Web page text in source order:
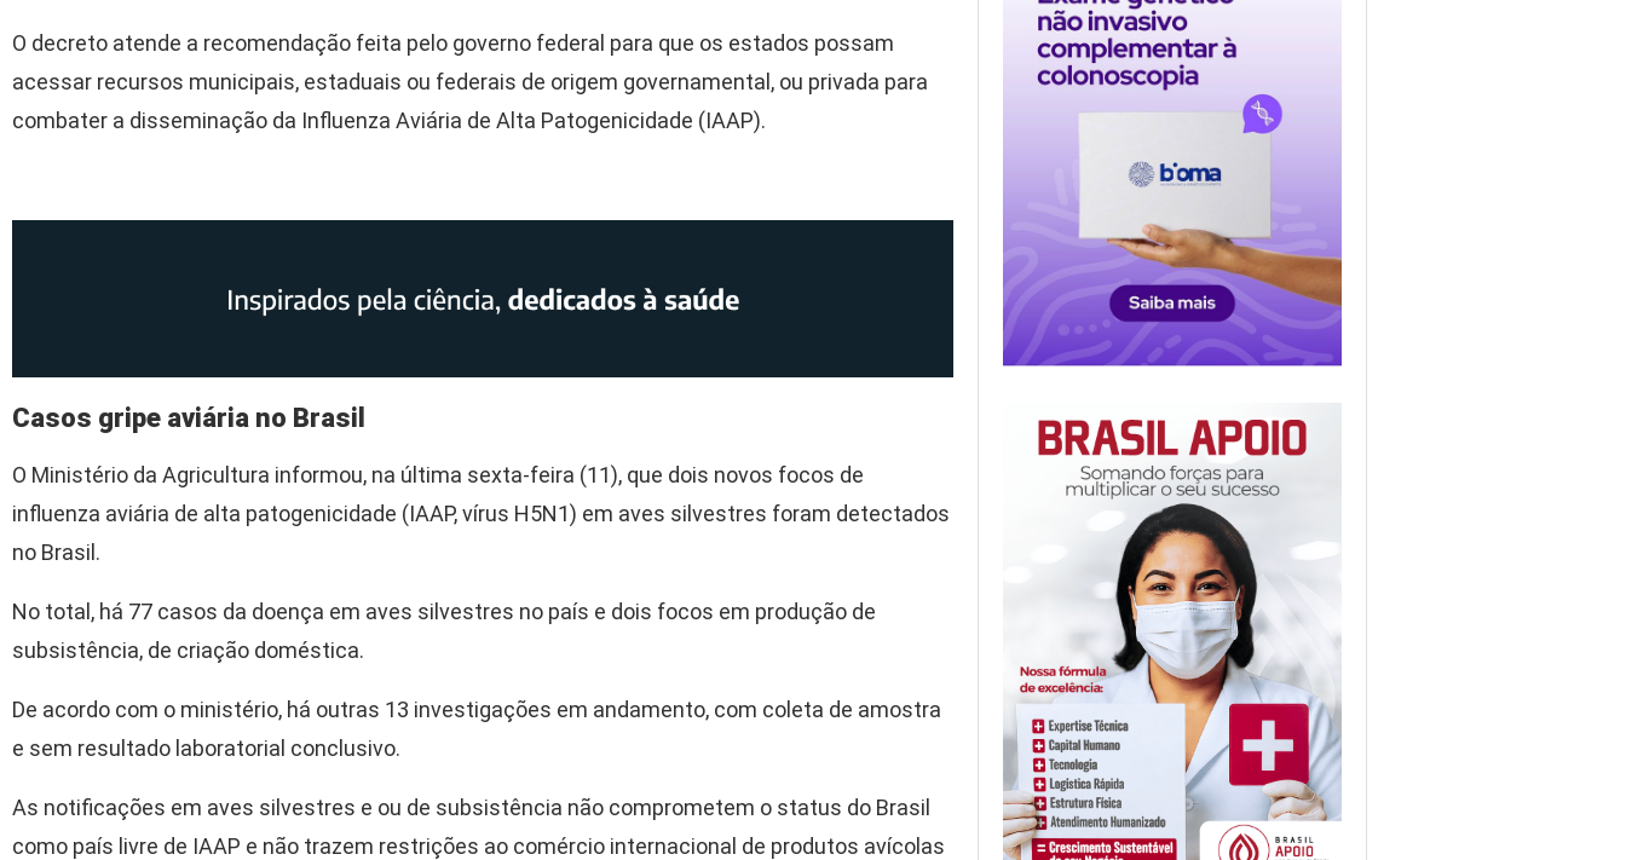
O decreto atende a recomendação feita pelo governo federal para que os estados possam
acessar recursos municipais, estaduais ou federais de origem governamental, ou privada para
combater a disseminação da Influenza Aviária de Alta Patogenicidade (IAAP).
Casos gripe aviária no Brasil
O Ministério da Agricultura informou, na última sexta-feira (11), que dois novos focos de
influenza aviária de alta patogenicidade (IAAP, vírus H5N1) em aves silvestres foram detectados
no Brasil.
No total, há 77 casos da doença em aves silvestres no país e dois focos em produção de
subsistência, de criação doméstica.
De acordo com o ministério, há outras 13 investigações em andamento, com coleta de amostra
e sem resultado laboratorial conclusivo.
As notificações em aves silvestres e ou de subsistência não comprometem o status do Brasil
como país livre de IAAP e não trazem restrições ao comércio internacional de produtos avícolas